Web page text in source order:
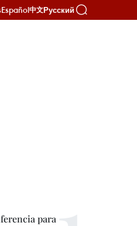
Español中文Русский
para